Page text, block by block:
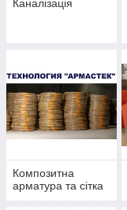
Каналізація
Композитна
арматура та сітка